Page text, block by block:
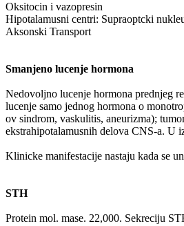
Oksitocin i vazopresin
Hipotalamusni centri: Supraoptcki
Aksonski Transport
Smanjeno lucenje hormona
Nedovoljno lucenje hormona prednjeg
lucenje samo jednog hormona o
ov sindrom, vaskulitis, aneurizma);
ekstrahipotalamusnih delova CNS-a. U
Klinicke manifestacije nastaju kada se
STH
Protein mol. mase. 22,000. Sekreciju